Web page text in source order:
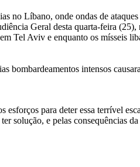
no Líbano, onde ondas de
Geral desta quarta-feira (25),
Tel Aviv e enquanto os mísseis
bombardeamentos intensos
esforços para deter essa terrível
solução, e pelas consequências